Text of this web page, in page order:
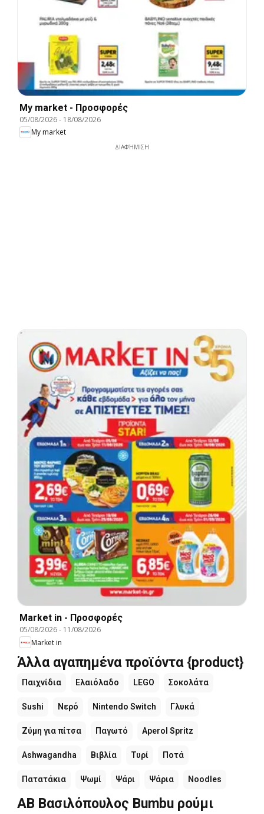
My market - Προσφορές
05/08/2026- 18/08/2026
My market
ΔΙΑΦΉΜΙΣΗ
Market in - Προσφορές
05/08/2026- 11/08/2026
Market in
Άλλα αγαπημένα προϊόντα {product}
Παιχνίδια Ελαιόλαδο LEGO Σοκολάτα
Sushi Νερό Nintendo Switch Γλυκά
Ζύμη για πίτσα Παγωτό Aperol Spritz
Ashwagandha Βιβλία Τυρί Ποτά
Πατατάκια Ψωμί Ψάρι Ψάρια Noodles
ΑΒ Βασιλόπουλος Bumbu ρούμι